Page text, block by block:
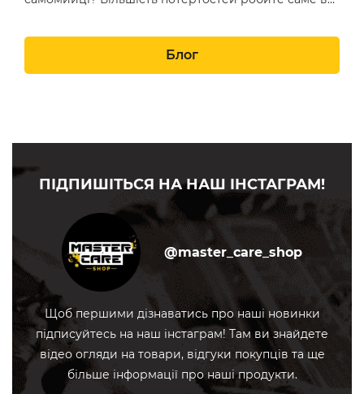
Блог
ПІДПИШІТЬСЯ НА НАШ ІНСТАГРАМ!
@master_care_shop
Щоб першими дізнаватись про наші новинки
підписуйтесь на наш інстаграм! Там ви знайдете
відео огляди на товари, відгуки покупців та ще
більше інформації про наші продукти.